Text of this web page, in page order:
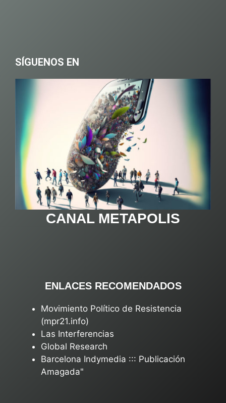
SÍGUENOS EN
CANAL METAPOLIS
ENLACES RECOMENDADOS
Movimiento Político de Resistencia
(mpr21.info)
Las Interferencias
Global Research
Barcelona Indymedia ::: Publicación
Amagada"